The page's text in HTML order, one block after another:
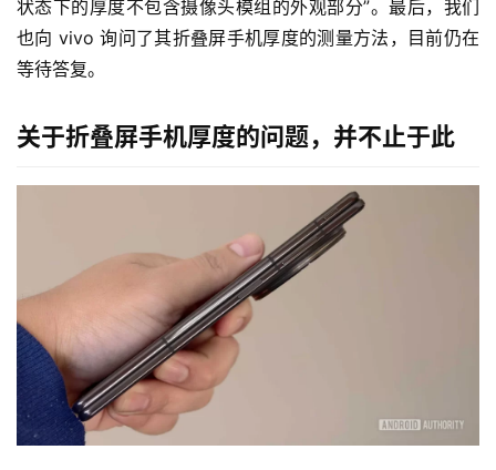
状态下的厚度不包含摄像头模组的外观部分”。最后，我们
也向 vivo 询问了其折叠屏手机厚度的测量方法，目前仍在
等待答复。
关于折叠屏手机厚度的问题，并不止于此